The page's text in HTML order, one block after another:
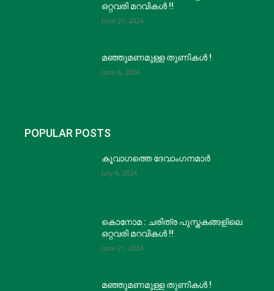
ഒറ്റവരി മറവികൾ !!
June 21, 2024
മഞ്ഞുമണമുള്ള തുണികൾ !
June 6, 2024
POPULAR POSTS
കൂവാഗത്തെ ദേവാംഗനമാർ
July 6, 2024
കൊനോമ : ചരിത്ര പുസ്തകങ്ങളിലെ
ഒറ്റവരി മറവികൾ !!
June 21, 2024
മഞ്ഞുമണമുള്ള തുണികൾ !